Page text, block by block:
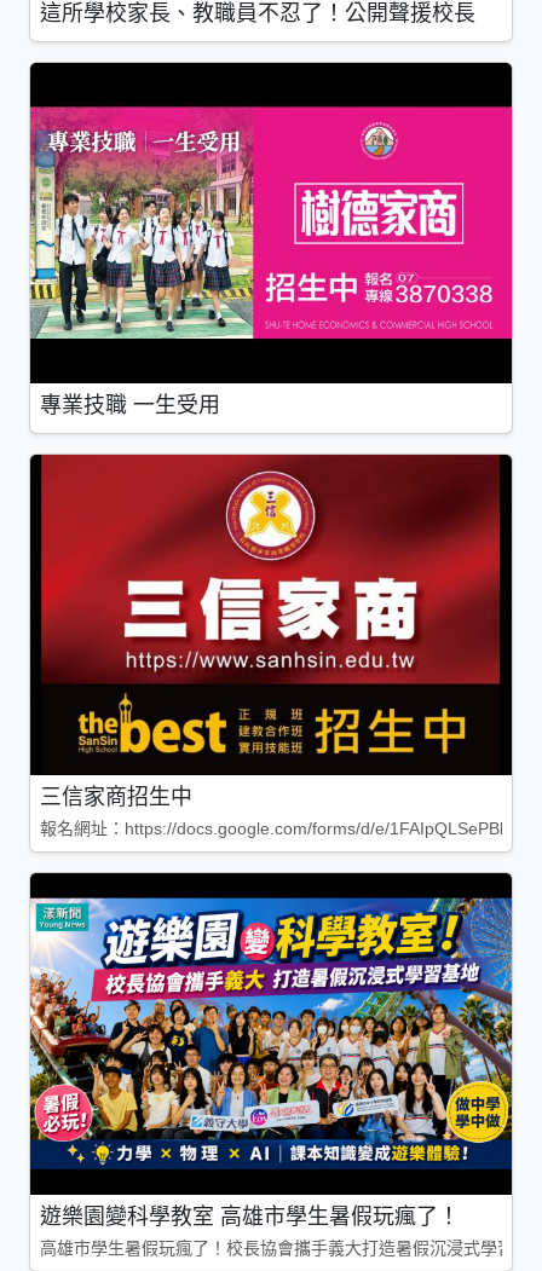
這所學校家長、教職員不忍了！公開聲援校長
專業技職 一生受用
三信家商招生中
報名網址：https://docs.google.com/forms/d/e/
遊樂園變科學教室 高雄市學生暑假玩瘋了！
高雄市學生暑假玩瘋了！校長協會攜手義大打造暑假沉浸式學習基